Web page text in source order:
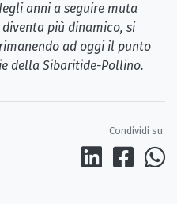
anni a seguire muta
diventa più dinamico, si
ad oggi il punto
della Sibaritide-Pollino.
Condividi su: